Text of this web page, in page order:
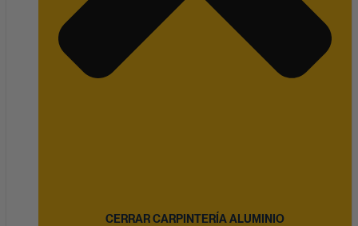
CERRAR CARPINTERÍA ALUMINIO